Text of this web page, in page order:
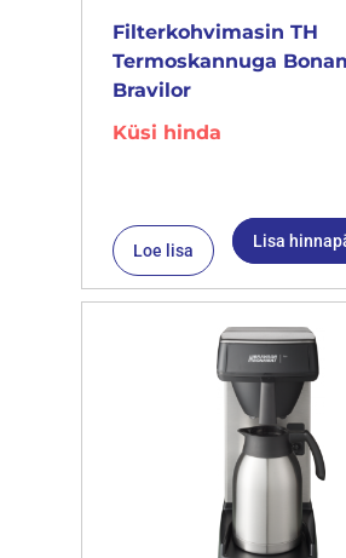
Filterkohvimasin TH
Termoskannuga
Bravilor
Küsi hinda
Loe lisa Lisa